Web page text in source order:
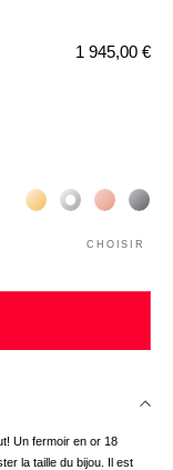
1 945,00 €
Жёлтое золото 18К
Белое золото
Розовое
CHOISIR
Un fermoir en or 18
la taille du bijou. Il est